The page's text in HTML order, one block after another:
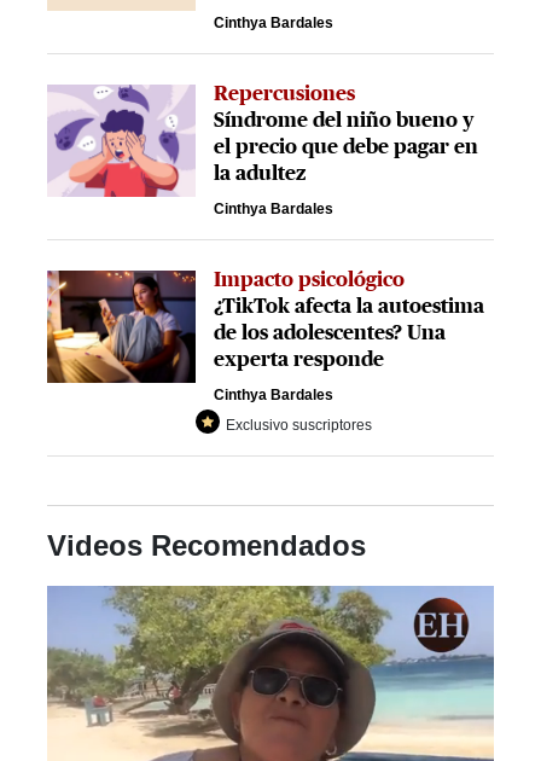
Cinthya Bardales
Repercusiones
Síndrome del niño bueno y
el precio que debe pagar en
la adultez
Cinthya Bardales
Impacto psicológico
¿TikTok afecta la autoestima
de los adolescentes? Una
experta responde
Cinthya Bardales
Exclusivo suscriptores
Videos Recomendados